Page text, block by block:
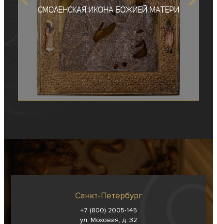
Смоленская икона Божией Матери
Санкт-Петербург
+7 (800) 2005-145
ул. Моховая, д. 32